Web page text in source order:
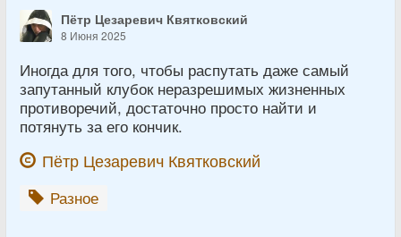
Пётр Цезаревич Квятковский
8 Июня 2025
Иногда для того, чтобы распутать даже самый
запутанный клубок неразрешимых жизненных
противоречий, достаточно просто найти и
потянуть за его кончик.
Пётр Цезаревич Квятковский
Разное